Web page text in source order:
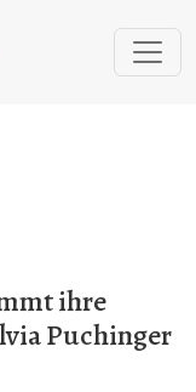
ihre
Puchinger